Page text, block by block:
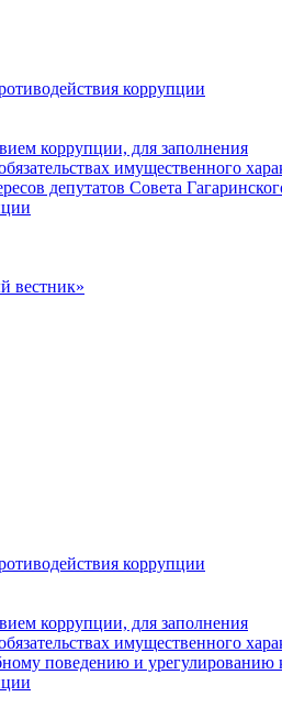
коррупции
коррупции, для заполнения
имущественного
депутатов Совета
вестник»
коррупции
коррупции, для заполнения
имущественного
поведению и урегулированию